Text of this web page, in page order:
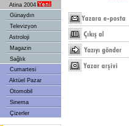
Atina 2004
Günaydın
Televizyon
Astroloji
Magazin
Sağlık
Cumartesi
Aktüel Pazar
Otomobil
Sinema
Çizerler